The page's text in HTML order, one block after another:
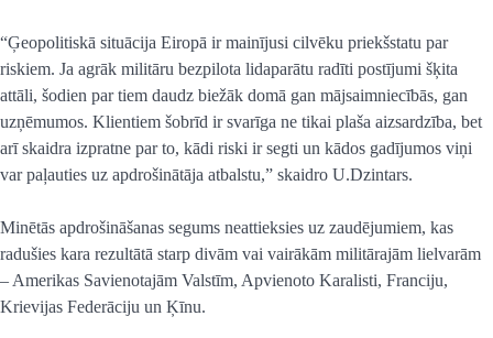
“Ģeopolitiskā situācija Eiropā ir mainījusi cilvēku priekšstatu par
riskiem. Ja agrāk militāru bezpilota lidaparātu radīti postījumi šķita
attāli, šodien par tiem daudz biežāk domā gan mājsaimniecībās, gan
uzņēmumos. Klientiem šobrīd ir svarīga ne tikai plaša aizsardzība, bet
arī skaidra izpratne par to, kādi riski ir segti un kādos gadījumos viņi
var paļauties uz apdrošinātāja atbalstu,” skaidro U.Dzintars.
Minētās apdrošināšanas segums neattieksies uz zaudējumiem, kas
radušies kara rezultātā starp divām vai vairākām militārajām lielvarām
– Amerikas Savienotajām Valstīm, Apvienoto Karalisti, Franciju,
Krievijas Federāciju un Ķīnu.